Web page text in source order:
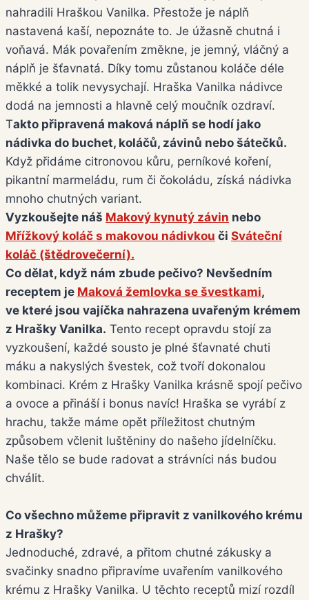
nahradili Hraškou Vanilka. Přestože je náplň
nastavená kaší, nepoznáte to. Je úžasně chutná i
voňavá. Mák povařením změkne, je jemný, vláčný a
náplň je šťavnatá. Díky tomu zůstanou koláče déle
měkké a tolik nevysychají. Hraška Vanilka nádivce
dodá na jemnosti a hlavně celý moučník ozdraví.
Takto připravená maková náplň se hodí jako
nádivka do buchet, koláčů, závinů nebo šátečků.
Když přidáme citronovou kůru, perníkové koření,
pikantní marmeládu, rum či čokoládu, získá nádivka
mnoho chutných variant.
Vyzkoušejte náš Makový kynutý závin nebo
Mřížkový koláč s makovou nádivkou či Sváteční
koláč (štědrovečerní).
Co dělat, když nám zbude pečivo? Nevšedním
receptem je Maková žemlovka se švestkami,
ve které jsou vajíčka nahrazena uvařeným krémem
z Hrašky Vanilka. Tento recept opravdu stojí za
vyzkoušení, každé sousto je plné šťavnaté chuti
máku a nakyslých švestek, což tvoří dokonalou
kombinaci. Krém z Hrašky Vanilka krásně spojí pečivo
a ovoce a přináší i bonus navíc! Hraška se vyrábí z
hrachu, takže máme opět příležitost chutným
způsobem včlenit luštěniny do našeho jídelníčku.
Naše tělo se bude radovat a strávníci nás budou
chválit.
Co všechno můžeme připravit z vanilkového krému
z Hrašky?
Jednoduché, zdravé, a přitom chutné zákusky a
svačinky snadno připravíme uvařením vanilkového
krému z Hrašky Vanilka. U těchto receptů mizí rozdíl